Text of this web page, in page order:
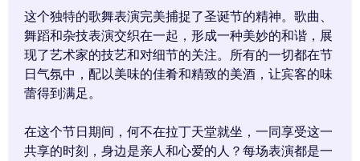
这个独特的歌舞表演完美捕捉了圣诞节的精神。歌曲、
舞蹈和杂技表演交织在一起，形成一种美妙的和谐，展
现了艺术家的技艺和对细节的关注。所有的一切都在节
日气氛中，配以美味的佳肴和精致的美酒，让宾客的味
蕾得到满足。
在这个节日期间，何不在拉丁天堂就坐，一同享受这一
共享的时刻，身边是亲人和心爱的人？每场表演都是一